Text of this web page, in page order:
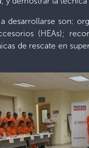
desarrollarse son:
(HEAs);
de rescate en